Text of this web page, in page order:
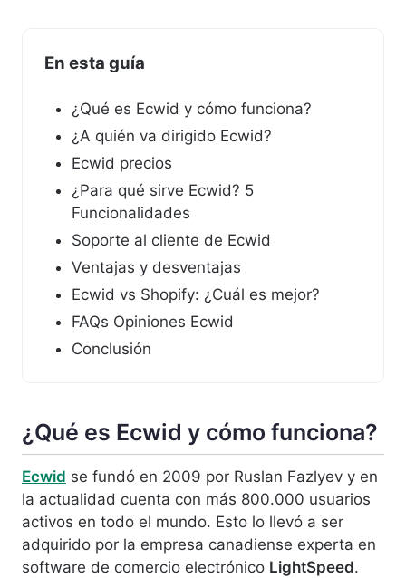
En esta guía
¿Qué es Ecwid y cómo funciona?
¿A quién va dirigido Ecwid?
Ecwid precios
¿Para qué sirve Ecwid? 5
Funcionalidades
Soporte al cliente de Ecwid
Ventajas y desventajas
Ecwid vs Shopify: ¿Cuál es mejor?
FAQs Opiniones Ecwid
Conclusión
¿Qué es Ecwid y cómo funciona?
Ecwid se fundó en 2009 por Ruslan Fazlyev y en
la actualidad cuenta con más 800.000 usuarios
activos en todo el mundo. Esto lo llevó a ser
adquirido por la empresa canadiense experta en
software de comercio electrónico LightSpeed.